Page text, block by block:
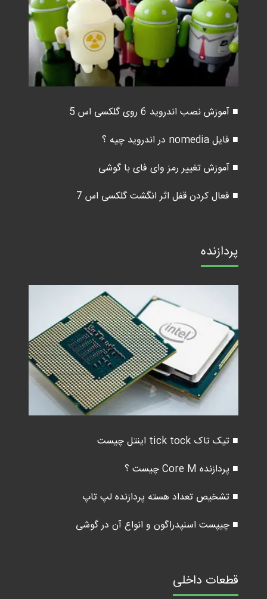
■ آموزش نصب اندروید 6 روی گلکسی اس 5
■ فایل nomedia در اندروید چیه ؟
■ آموزش تغییر رمز وای فای با گوشی
■ فعال کردن قفل اثر انگشت گلکسی اس 7
پردازنده
■ تیک تاک tick tock اینتل چیست
■ پردازنده Core M چیست ؟
■ تشخیص تعداد هسته پردازنده لپ تاپ
■ چیپست اسنپدراگون و انواع آن در گوشی
قطعات داخلی